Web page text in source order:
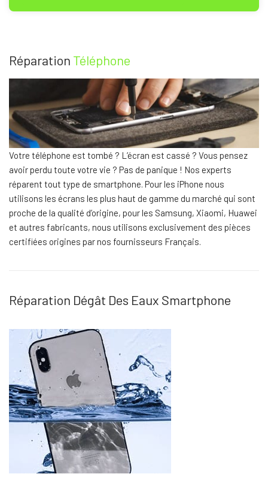
Réparation Téléphone
Votre téléphone est tombé ? L’écran est cassé ? Vous pensez
avoir perdu toute votre vie ? Pas de panique ! Nos experts
réparent tout type de smartphone. Pour les iPhone nous
utilisons les écrans les plus haut de gamme du marché qui sont
proche de la qualité d’origine, pour les Samsung, Xiaomi, Huawei
et autres fabricants, nous utilisons exclusivement des pièces
certifiées origines par nos fournisseurs Français.
Réparation Dégât Des Eaux Smartphone